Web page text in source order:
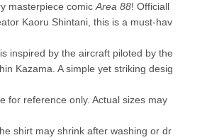
masterpiece comicArea 88! Officiall
Kaoru Shintani, this is a must-hav
inspired by the aircraft piloted by the
Kazama. A simple yet striking desig
for reference only. Actual sizes may
shirt may shrink after washing or dr